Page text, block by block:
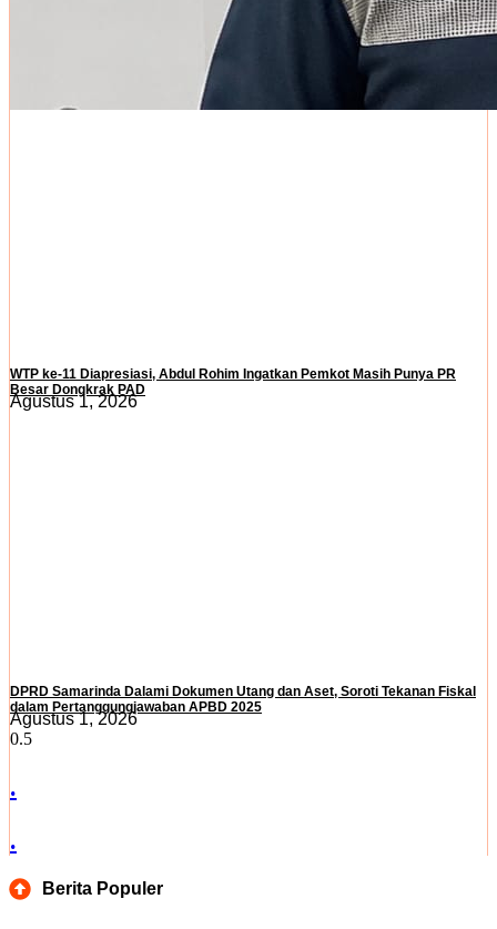
WTP ke-11 Diapresiasi, Abdul Rohim Ingatkan Pemkot Masih Punya PR
Besar Dongkrak PAD
Agustus 1, 2026
DPRD Samarinda Dalami Dokumen Utang dan Aset, Soroti Tekanan Fiskal
dalam Pertanggungjawaban APBD 2025
Agustus 1, 2026
.
.
Berita Populer